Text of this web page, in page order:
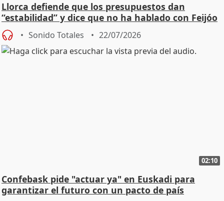
Llorca defiende que los presupuestos dan
“estabilidad” y dice que no ha hablado con Feijóo
Sonido Totales 22/07/2026
02:10
Confebask pide "actuar ya" en Euskadi para
garantizar el futuro con un pacto de país